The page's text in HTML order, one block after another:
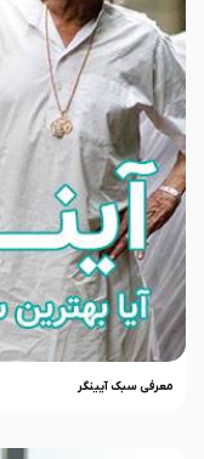
معرفی سبک آیینگر